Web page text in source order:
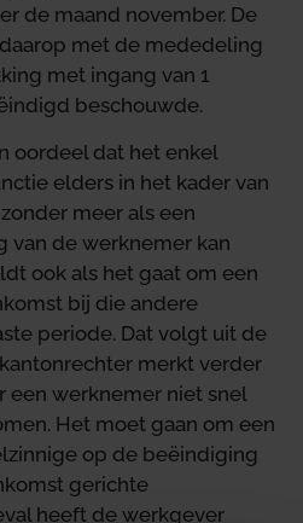
de maand november. De
met de mededeling
met ingang van 1
beschouwde.
oordeel dat het enkel
elders in het kader van
meer als een
van de werknemer kan
ook als het gaat om een
bij die andere
periode. Dat volgt uit de
merkt verder
een werknemer niet snel
Het moet gaan om een
op de beëindiging
gerichte
heeft de werkgever